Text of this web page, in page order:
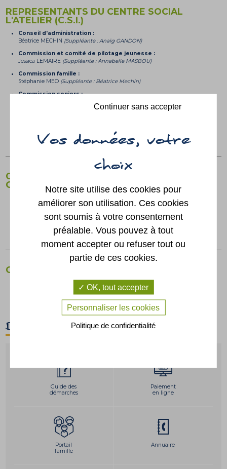
REPRESENTANTS DU CENTRE SOCIAL
L'ATELIER (C.S.I.)
Conseil d'administration :
Béatrice MECHIN (Suppléante : Anaïg GANDON)
Commission et comité de pilotage jeunesse :
Jessica LEMAIRE (Suppléante : Annabelle MASBOU)
Commission famille :
Stéphanie MEO (Suppléante : Béatrice Mechin)
Commission seniors :
CONSEIL D'ECOLE GOGANES ET PETITES
GOGANES
Membre titulaire :
Maël MESSAOUDI
Membres suppléantes :
Jessica LEMAIRE, Annabelle MASBOU
CORRESPONDANT DEFENSE
Membre suppléante :
Claire PAPIN-STAMMOSE
D'un clic
Guide des
démarches
Paiement
en ligne
Portail
famille
Annuaire
Notre site utilise des cookies pour
améliorer son utilisation. Ces cookies
sont soumis à votre consentement
préalable. Vous pouvez à tout
moment accepter ou refuser tout ou
partie de ces cookies.
OK, tout accepter
Continuer sans accepter
Personnaliser les cookies
Politique de confidentialité